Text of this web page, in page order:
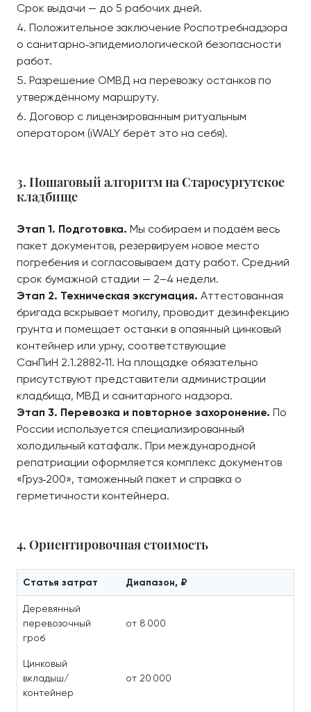
Срок выдачи — до 5 рабочих дней.
Положительное заключение Роспотребнадзора
о санитарно‑эпидемиологической безопасности
работ.
Разрешение ОМВД на перевозку останков по
утверждённому маршруту.
Договор с лицензированным ритуальным
оператором (iWALY берёт это на себя).
3. Пошаговый алгоритм на Старосургутское
кладбище
Этап 1. Подготовка. Мы собираем и подаём весь
пакет документов, резервируем новое место
погребения и согласовываем дату работ. Средний
срок бумажной стадии — 2–4 недели.
Этап 2. Техническая эксгумация. Аттестованная
бригада вскрывает могилу, проводит дезинфекцию
грунта и помещает останки в опаянный цинковый
контейнер или урну, соответствующие
СанПиН 2.1.2882‑11. На площадке обязательно
присутствуют представители администрации
кладбища, МВД и санитарного надзора.
Этап 3. Перевозка и повторное захоронение. По
России используется специализированный
холодильный катафалк. При международной
репатриации оформляется комплекс документов
«Груз‑200», таможенный пакет и справка о
герметичности контейнера.
4. Ориентировочная стоимость
Статья затрат Диапазон, ₽
Деревянный
перевозочный
гроб
от 8 000
Цинковый
вкладыш/
контейнер
от 20 000